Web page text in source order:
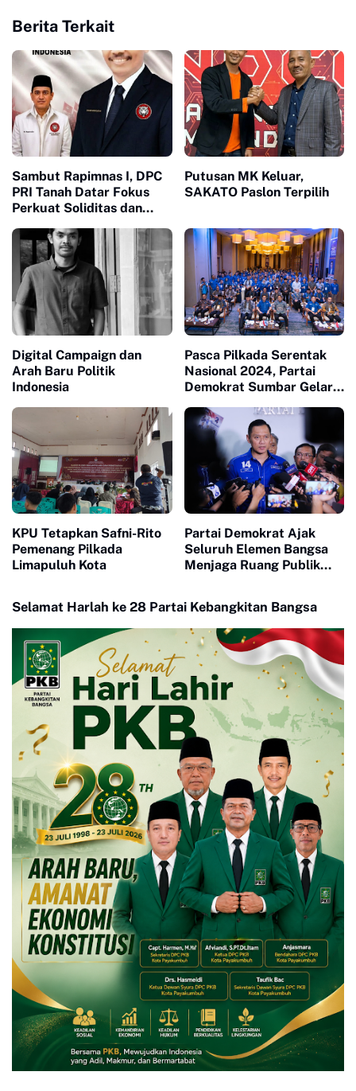
Berita Terkait
Sambut Rapimnas I, DPC
PRI Tanah Datar Fokus
Perkuat Soliditas dan
Putusan MK Keluar,
SAKATO Paslon Terpilih
Digital Campaign dan
Arah Baru Politik
Indonesia
Pasca Pilkada Serentak
Nasional 2024, Partai
Demokrat Sumbar Gelar
Konsolidasi Kader
KPU Tetapkan Safni-Rito
Pemenang Pilkada
Limapuluh Kota
Partai Demokrat Ajak
Seluruh Elemen Bangsa
Menjaga Ruang Publik
Selamat Harlah ke 28 Partai Kebangkitan Bangsa